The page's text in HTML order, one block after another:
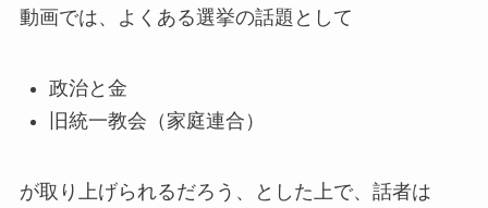
動画では、よくある選挙の話題として
政治と金
旧統一教会（家庭連合）
が取り上げられるだろう、とした上で、話者は